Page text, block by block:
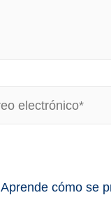
Aprende cómo se